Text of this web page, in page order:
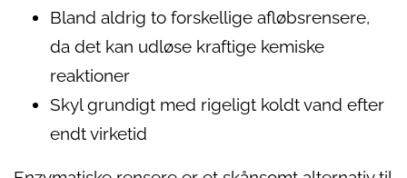
Bland aldrig to forskellige afløbsrensere,
da det kan udløse kraftige kemiske
reaktioner
Skyl grundigt med rigeligt koldt vand efter
endt virketid